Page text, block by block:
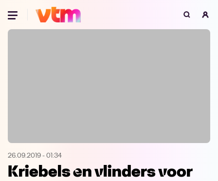
Oeps, browser niet ondersteund
Microsoft Edge Download
26.09.2019 - 01:34
Kriebels en vlinders voor